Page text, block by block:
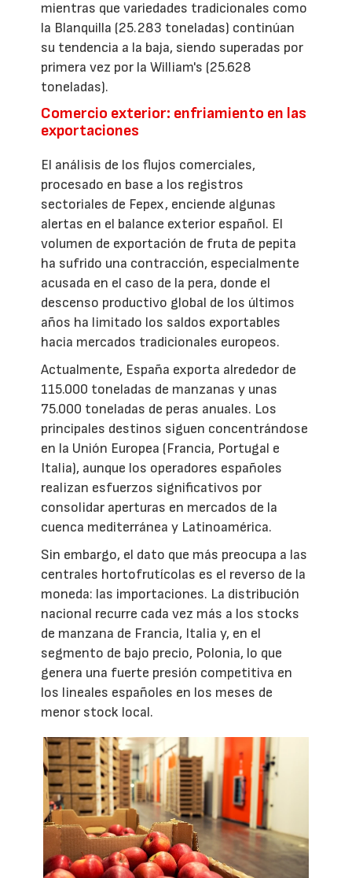
mientras que variedades tradicionales como
la Blanquilla (25.283 toneladas) continúan
su tendencia a la baja, siendo superadas por
primera vez por la William's (25.628
toneladas).
Comercio exterior: enfriamiento en las
exportaciones
El análisis de los flujos comerciales,
procesado en base a los registros
sectoriales de Fepex, enciende algunas
alertas en el balance exterior español. El
volumen de exportación de fruta de pepita
ha sufrido una contracción, especialmente
acusada en el caso de la pera, donde el
descenso productivo global de los últimos
años ha limitado los saldos exportables
hacia mercados tradicionales europeos.
Actualmente, España exporta alrededor de
115.000 toneladas de manzanas y unas
75.000 toneladas de peras anuales. Los
principales destinos siguen concentrándose
en la Unión Europea (Francia, Portugal e
Italia), aunque los operadores españoles
realizan esfuerzos significativos por
consolidar aperturas en mercados de la
cuenca mediterránea y Latinoamérica.
Sin embargo, el dato que más preocupa a las
centrales hortofrutícolas es el reverso de la
moneda: las importaciones. La distribución
nacional recurre cada vez más a los stocks
de manzana de Francia, Italia y, en el
segmento de bajo precio, Polonia, lo que
genera una fuerte presión competitiva en
los lineales españoles en los meses de
menor stock local.